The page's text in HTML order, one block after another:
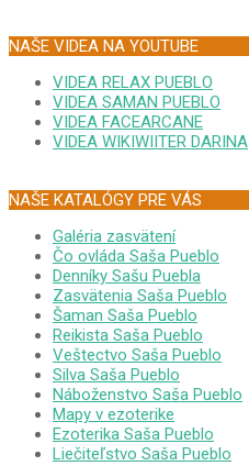
NAŠE VIDEA NA YOUTUBE
VIDEA RELAX PUEBLO
VIDEA SAMAN PUEBLO
VIDEA FACEARCANE
VIDEA WIKIWIITER DARINA
NAŠE KATALÓGY PRE VÁS
Galéria zasvätení
Čo ovláda Saša Pueblo
Denníky Sašu Puebla
Zasvätenia Saša Pueblo
Šaman Saša Pueblo
Reikista Saša Pueblo
Veštectvo Saša Pueblo
Silva Saša Pueblo
Náboženstvo Saša Pueblo
Mapy v ezoterike
Ezoterika Saša Pueblo
Liečiteľstvo Saša Pueblo